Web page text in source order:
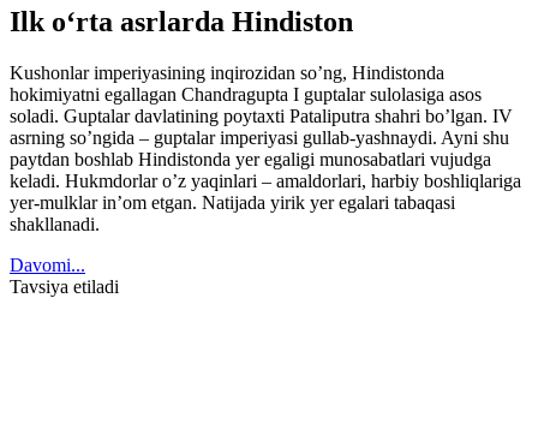
Ilk oʻrta asrlarda Hindiston
Kushonlar imperiyasining inqirozidan so’ng, Hindistonda
hokimiyatni egallagan Chandragupta I guptalar sulolasiga asos
soladi. Guptalar davlatining poytaxti Pataliputra shahri bo’lgan. IV
asrning so’ngida – guptalar imperiyasi gullab-yashnaydi. Ayni shu
paytdan boshlab Hindistonda yer egaligi munosabatlari vujudga
keladi. Hukmdorlar o’z yaqinlari – amaldorlari, harbiy boshliqlariga
yer-mulklar in’om etgan. Natijada yirik yer egalari tabaqasi
shakllanadi.
Davomi...
Tavsiya etiladi